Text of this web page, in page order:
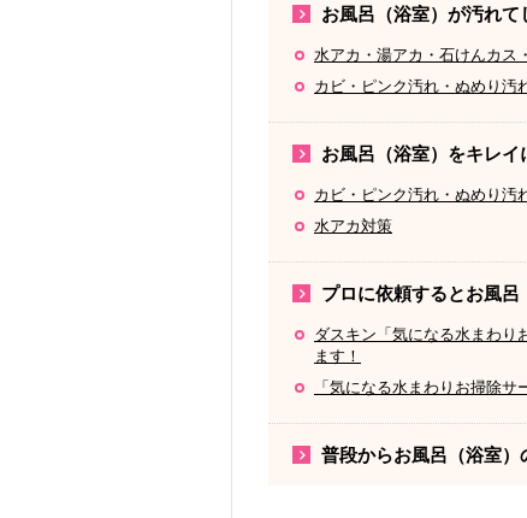
お風呂（浴室）が汚れて
水アカ・湯アカ・石けんカス
カビ・ピンク汚れ・ぬめり汚
お風呂（浴室）をキレイ
カビ・ピンク汚れ・ぬめり汚
水アカ対策
プロに依頼するとお風呂
ダスキン「気になる水まわり
ます！
「気になる水まわりお掃除サ
普段からお風呂（浴室）